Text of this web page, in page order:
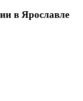
в Ярославле